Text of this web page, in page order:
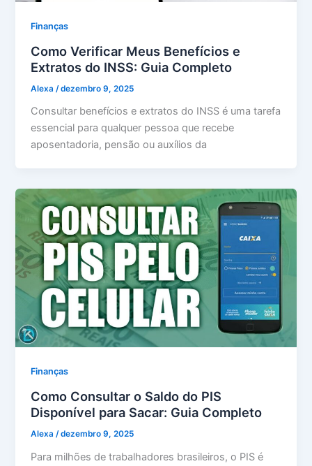
Finanças
Como Verificar Meus Benefícios e
Extratos do INSS: Guia Completo
Alexa /dezembro 9, 2025
Consultar benefícios e extratos do INSS é uma tarefa
essencial para qualquer pessoa que recebe
aposentadoria, pensão ou auxílios da
Finanças
Como Consultar o Saldo do PIS
Disponível para Sacar: Guia Completo
Alexa /dezembro 9, 2025
Para milhões de trabalhadores brasileiros, o PIS é